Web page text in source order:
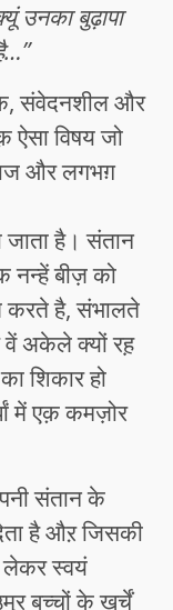
उनका बुढ़ापा
संवेदनशील और
ऐसा विषय जो
और लगभग़
जाता है। संतान
नन्हें बीज़ को
करते है, संभालते
अकेले क्यों रह़
शिकार हो
में एक़ कमज़ोर
संतान के
है औऱ जिसकी
लेकर स्वयं
बच्चों के खर्चें